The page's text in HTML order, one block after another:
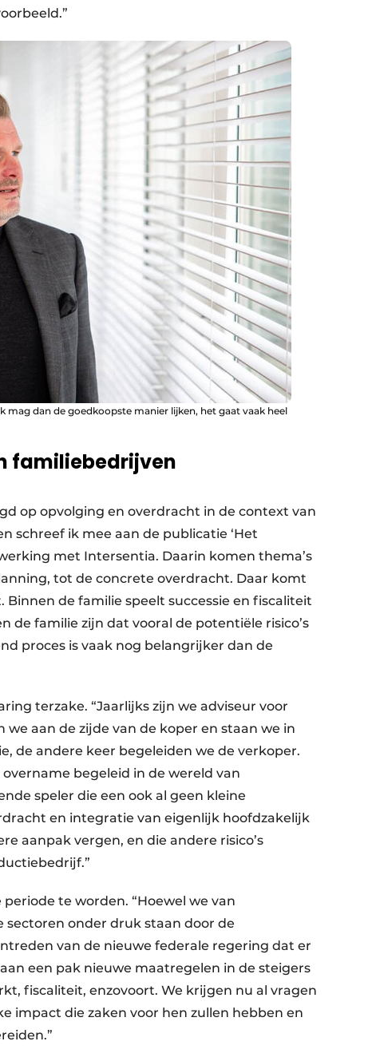
mag dan de goedkoopste manier lijken, het gaat vaak heel
familiebedrijven
op opvolging en overdracht in de context van
schreef ik mee aan de publicatie ‘Het
met Intersentia. Daarin komen thema’s
tot de concrete overdracht. Daar komt
de familie speelt successie en fiscaliteit
familie zijn dat vooral de potentiële risico’s
proces is vaak nog belangrijker dan de
terzake. “Jaarlijks zijn we adviseur voor
aan de zijde van de koper en staan we in
de andere keer begeleiden we de verkoper.
begeleid in de wereld van
speler die een ook al geen kleine
en integratie van eigenlijk hoofdzakelijk
aanpak vergen, en die andere risico’s
te worden. “Hoewel we van
onder druk staan door de
van de nieuwe federale regering dat er
een pak nieuwe maatregelen in de steigers
fiscaliteit, enzovoort. We krijgen nu al vragen
impact die zaken voor hen zullen hebben en